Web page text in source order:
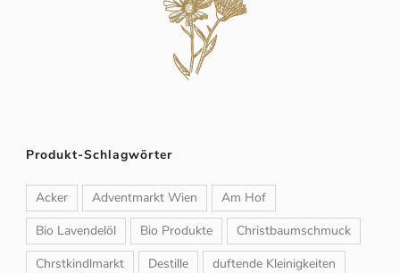
Produkt-Schlagwörter
Acker Adventmarkt Wien
Am Hof
Bio Lavendelöl
Bio Produkte
Christbaumschmuck
Chrstkindlmarkt
Destille
duftende Kleinigkeiten